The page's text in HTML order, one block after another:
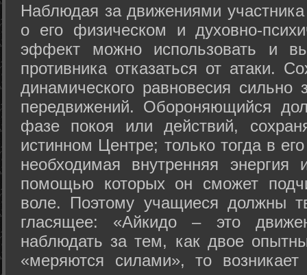
Hаблюдая за движениями
о его физическом и духовно-
эффект можно использовать и
противника отказаться от атаки.
динамического равновесия сильно
передвижений. Обороняющийся
фазе покоя или действий,
истинном Центре; только тогда в
необходимая внутренняя
помощью которых он сможет
воле. Поэтому учащиеся должны
гласящее: «Айкидо – это
наблюдать за тем, как двое
«меряются силами», то возникает